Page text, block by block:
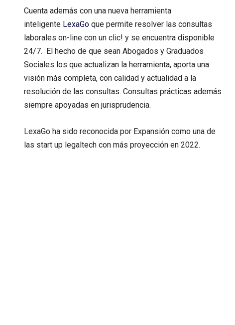
Cuenta además con una nueva herramienta
inteligente LexaGo que permite resolver las consultas
laborales on-line con un clic! y se encuentra disponible
24/7. El hecho de que sean Abogados y Graduados
Sociales los que actualizan la herramienta, aporta una
visión más completa, con calidad y actualidad a la
resolución de las consultas. Consultas prácticas además
siempre apoyadas en jurisprudencia.
LexaGo ha sido reconocida por Expansión como una de
las start up legaltech con más proyección en 2022.